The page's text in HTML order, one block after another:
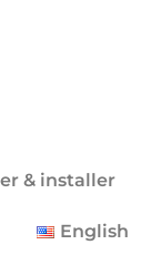
& installer
English